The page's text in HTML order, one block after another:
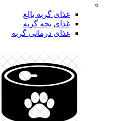
غذای گربه بالغ
غذای بچه گربه
غذای درمانی گربه